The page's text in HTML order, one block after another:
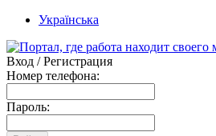
Українська
Вход / Регистрация
Номер телефона:
Пароль: